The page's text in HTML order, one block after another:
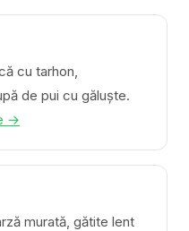
cu tarhon,
de pui cu găluște.
→
murată, gătite lent